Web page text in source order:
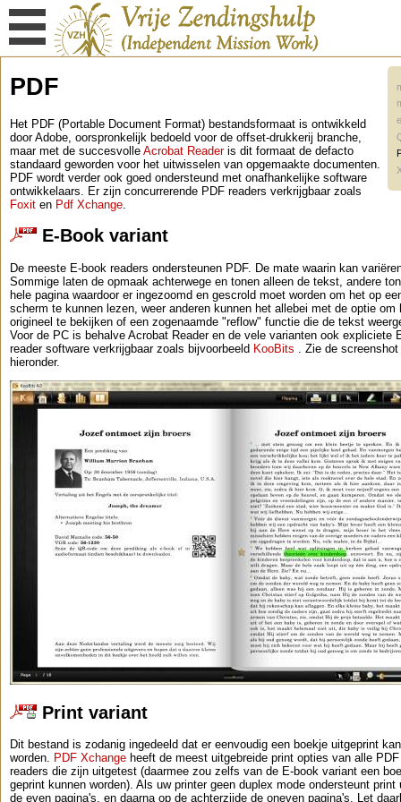
PDF
Het PDF (Portable Document Format) bestandsformaat is ontwikkeld
door Adobe, oorspronkelijk bedoeld voor de offset-drukkerij branche,
maar met de succesvolle Acrobat Readeris dit formaat de defacto
standaard geworden voor het uitwisselen van opgemaakte documenten.
PDF wordt verder ook goed ondersteund met onafhankelijke software
ontwikkelaars. Er zijn concurrerende PDF readers verkrijgbaar zoals
Foxit en Pdf Xchange
E-Book variant
De meeste E-book readers ondersteunen PDF. De mate waarin kan
Sommige laten de opmaak achterwege en tonen alleen de tekst, andere
hele pagina waardoor er ingezoomd en gescrold moet worden om het op
scherm te kunnen lezen, weer anderen kunnen het allebei met de optie om
origineel te bekijken of een zogenaamde "reflow" functie die de tekst
Voor de PC is behalve Acrobat Reader en de vele varianten ook expliciete
reader software verkrijgbaar zoals bijvoorbeeld KooBits . Zie de screenshot
hieronder.
Print variant
Dit bestand is zodanig ingedeeld dat er eenvoudig een boekje uitgeprint kan
worden. PDF Xchange heeft de meest uitgebreide print opties van alle PDF
readers die zijn uitgetest (daarmee zou zelfs van de E-book variant een
geprint kunnen worden). Als uw printer geen duplex mode ondersteunt print
de even pagina's, en daarna op de achterzijde de oneven pagina's. Let